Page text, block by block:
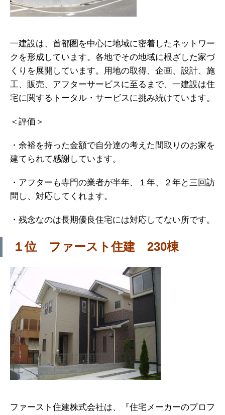
一建設は、首都圏を中心に地域に密着したネットワー
クを形成しています。各地でその地域に根ざした家づ
くりを展開しています。用地の取得、企画、設計、施
工、販売、アフターサービスに至るまで、一建設は住
宅に関するトータル・サービスに挑み続けています。
＜評価＞
・余裕を持った金額で自分達の考えた間取りのお家を
建てられて感謝しています。
・アフターも専門の業者が半年、１年、２年と三回訪
問し、対応してくれます。
・残念なのは長期優良住宅には対応してない所です。
１位 ファースト住建 230棟
ファースト住建株式会社は、『住宅メーカーのプロフ